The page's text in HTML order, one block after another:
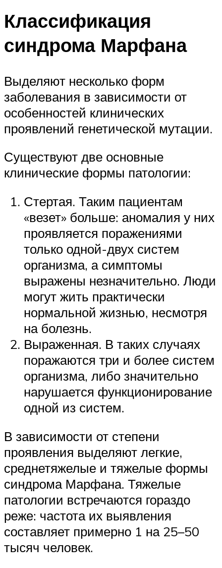
Классификация
синдрома Марфана
Выделяют несколько форм
заболевания в зависимости от
особенностей клинических
проявлений генетической мутации.
Существуют две основные
клинические формы патологии:
Стертая. Таким пациентам
«везет» больше: аномалия у них
проявляется поражениями
только одной-двух систем
организма, а симптомы
выражены незначительно. Люди
могут жить практически
нормальной жизнью, несмотря
на болезнь.
Выраженная. В таких случаях
поражаются три и более систем
организма, либо значительно
нарушается функционирование
одной из систем.
В зависимости от степени
проявления выделяют легкие,
среднетяжелые и тяжелые формы
синдрома Марфана. Тяжелые
патологии встречаются гораздо
реже: частота их выявления
составляет примерно 1 на 25–50
тысяч человек.